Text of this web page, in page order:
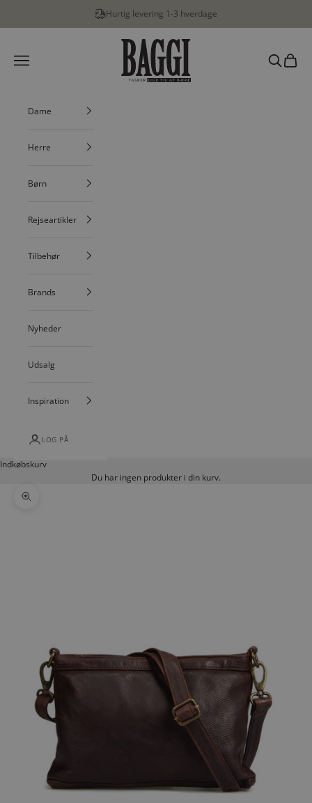
Hurtig levering 1-3 hverdage
BAGGI
Menu
Søg
Dame
Herre
Børn
Rejseartikler
Tilbehør
Brands
Nyheder
Udsalg
Inspiration
LOG PÅ
Indkøbskurv
Du har ingen produkter i din kurv.
Zoom